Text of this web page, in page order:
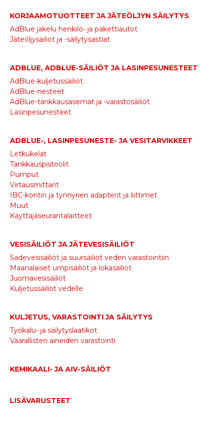
KORJAAMOTUOTTEET JA JÄTEÖLJYN SÄILYTYS
AdBlue jakelu henkilö- ja pakettiautot
Jäteöljysäiliöt ja -säilytysastiat
ADBLUE, ADBLUE-SÄILIÖT JA LASINPESUNESTEET
AdBlue-kuljetussäiliöt
AdBlue-nesteet
AdBlue-tankkausasemat ja -varastosäiliöt
Lasinpesunesteet
ADBLUE-, LASINPESUNESTE- JA VESITARVIKKEET
Letkukelat
Tankkauspistoolit
Pumput
Virtausmittarit
IBC-kontin ja tynnyrien adapterit ja liittimet
Muut
Käyttäjäseurantalaitteet
VESISÄILIÖT JA JÄTEVESISÄILIÖT
Sadevesisäiliöt ja suursäiliöt veden varastointiin
Maanalaiset umpisäiliöt ja lokasäiliöt
Juomavesisäiliöt
Kuljetussäiliöt vedelle
KULJETUS, VARASTOINTI JA SÄILYTYS
Työkalu- ja säilytyslaatikot
Vaarallisten aineiden varastointi
KEMIKAALI- JA AIV-SÄILIÖT
LISÄVARUSTEET